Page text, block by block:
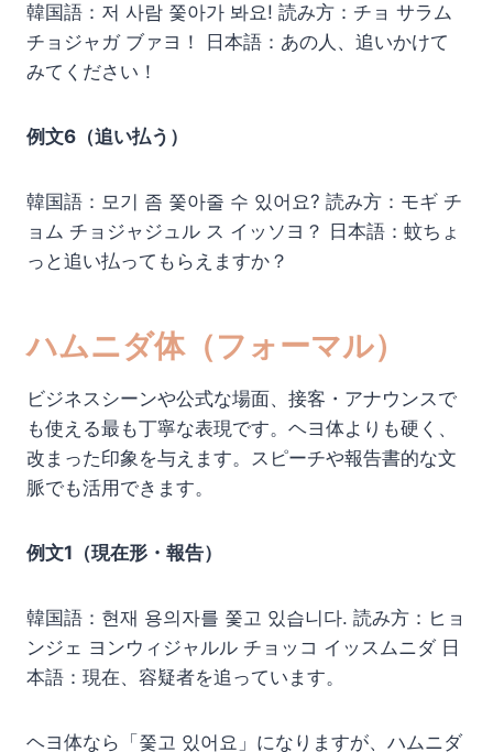
韓国語：저 사람 쫓아가 봐요! 読み方：チョ サラム
チョジャガ ブァヨ！ 日本語：あの人、追いかけて
みてください！
例文6（追い払う）
韓国語：모기 좀 쫓아줄 수 있어요? 読み方：モギ チ
ョム チョジャジュル ス イッソヨ？ 日本語：蚊ちょ
っと追い払ってもらえますか？
ハムニダ体（フォーマル）
ビジネスシーンや公式な場面、接客・アナウンスで
も使える最も丁寧な表現です。ヘヨ体よりも硬く、
改まった印象を与えます。スピーチや報告書的な文
脈でも活用できます。
例文1（現在形・報告）
韓国語：현재 용의자를 쫓고 있습니다. 読み方：ヒョ
ンジェ ヨンウィジャルル チョッコ イッスムニダ 日
本語：現在、容疑者を追っています。
ヘヨ体なら「쫓고 있어요」になりますが、ハムニダ